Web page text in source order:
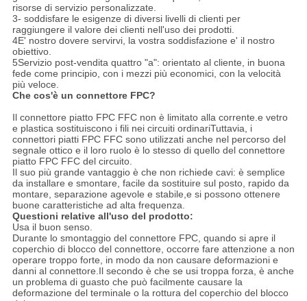
risorse di servizio personalizzate.
3- soddisfare le esigenze di diversi livelli di clienti per
raggiungere il valore dei clienti nell'uso dei prodotti.
4E' nostro dovere servirvi, la vostra soddisfazione e' il nostro
obiettivo.
5Servizio post-vendita quattro "a": orientato al cliente, in buona
fede come principio, con i mezzi più economici, con la velocità
più veloce.
Che cos'è un connettore FPC?
Il connettore piatto FPC FFC non è limitato alla corrente.e vetro
e plastica sostituiscono i fili nei circuiti ordinariTuttavia, i
connettori piatti FPC FFC sono utilizzati anche nel percorso del
segnale ottico e il loro ruolo è lo stesso di quello del connettore
piatto FPC FFC del circuito.
Il suo più grande vantaggio è che non richiede cavi: è semplice
da installare e smontare, facile da sostituire sul posto, rapido da
montare, separazione agevole e stabile,e si possono ottenere
buone caratteristiche ad alta frequenza.
Questioni relative all'uso del prodotto:
Usa il buon senso.
Durante lo smontaggio del connettore FPC, quando si apre il
coperchio di blocco del connettore, occorre fare attenzione a non
operare troppo forte, in modo da non causare deformazioni e
danni al connettore.Il secondo è che se usi troppa forza, è anche
un problema di guasto che può facilmente causare la
deformazione del terminale o la rottura del coperchio del blocco